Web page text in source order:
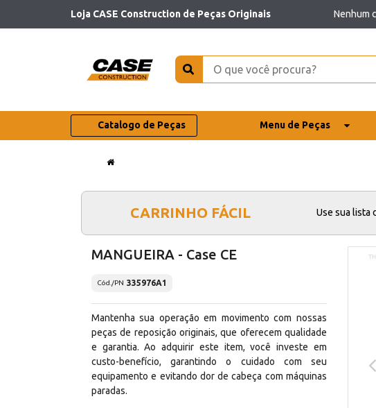
Loja CASE Construction de Peças Originais Nenhum
Catalogo de Peças Menu de Peças
CARRINHO FÁCIL Use sua lista
MANGUEIRA - Case CE
Cód./PN 335976A1
Mantenha sua operação em movimento com nossas
peças de reposição originais, que oferecem qualidade
e garantia. Ao adquirir este item, você investe em
custo-benefício, garantindo o cuidado com seu
equipamento e evitando dor de cabeça com máquinas
paradas.